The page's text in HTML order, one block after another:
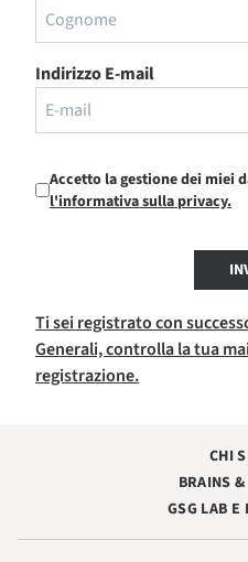
Indirizzo E-mail
Accetto la gestione dei miei
l'informativa sulla privacy.
Ti sei registrato con
Generali, controlla la tua
registrazione.
CHI
BRAINS
GSG LAB E